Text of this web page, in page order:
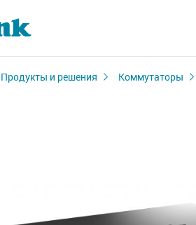
Продукты и решения Коммутаторы